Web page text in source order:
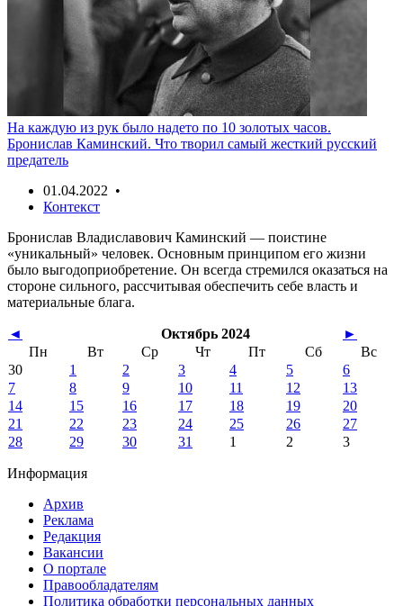
На каждую из рук было надето по 10 золотых часов.
Бронислав Каминский. Что творил самый жесткий русский
предатель
01.04.2022 •
Контекст
Бронислав Владиславович Каминский — поистине
«уникальный» человек. Основным принципом его жизни
было выгодоприобретение. Он всегда стремился оказаться на
стороне сильного, рассчитывая обеспечить себе власть и
материальные блага.
◄ Октябрь 2024
►
Пн
Вт Ср Чт Пт Сб
Вс
30
1 2 3 4 5
6
7
8 9 10 11 12
13
14
15 16 17 18 19
20
21
22 23 24 25 26
27
28
29 30 31 1 2 3
Информация
Архив
Реклама
Редакция
Вакансии
О портале
Правообладателям
Политика обработки персональных данных